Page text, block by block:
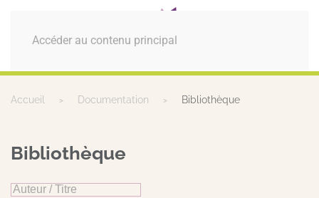
Accéder au contenu principal
MENU
Accueil Documentation Bibliothèque
Bibliothèque